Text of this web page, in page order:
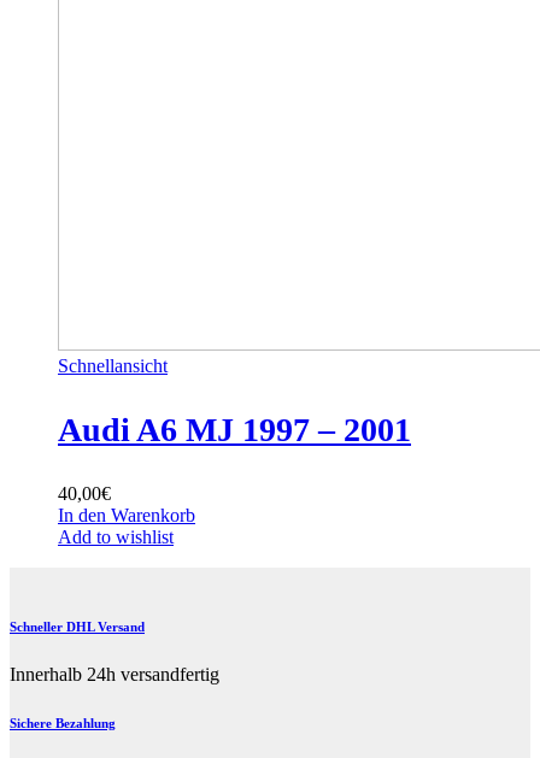
Schnellansicht
Audi A6 MJ 1997 – 2001
40,00€
In den Warenkorb
Add to wishlist
Schneller DHL Versand
Innerhalb 24h versandfertig
Sichere Bezahlung